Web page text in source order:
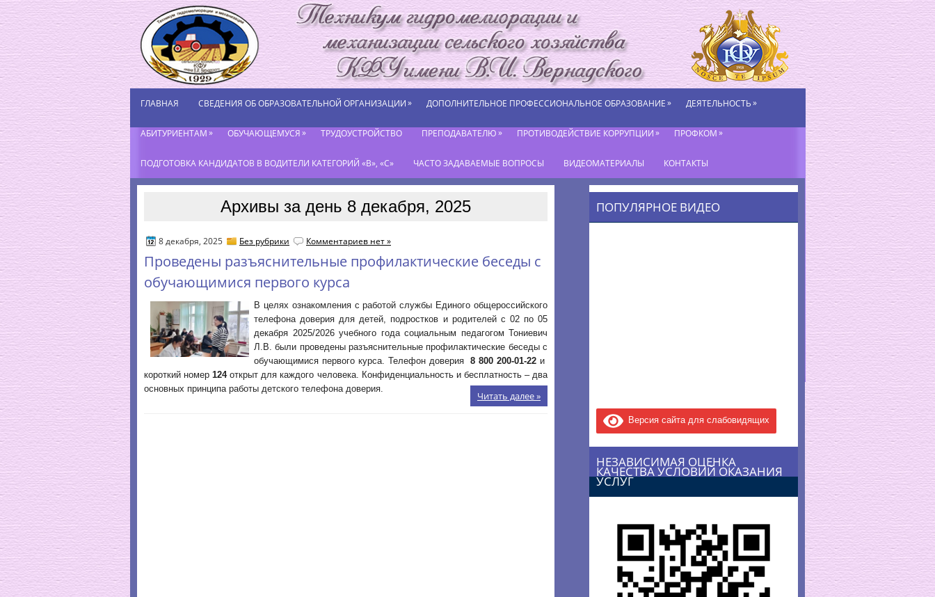
ГЛАВНАЯ СВЕДЕНИЯ ОБ ОБРАЗОВАТЕЛЬНОЙ ОРГАНИЗАЦИИ» ДОПОЛНИТЕЛЬНОЕ ПРОФЕССИОНАЛЬНОЕ ОБРАЗОВАНИЕ» ДЕЯТЕЛЬНОСТЬ»
АБИТУРИЕНТАМ» ОБУЧАЮЩЕМУСЯ» ТРУДОУСТРОЙСТВО ПРЕПОДАВАТЕЛЮ» ПРОТИВОДЕЙСТВИЕ КОРРУПЦИИ» ПРОФКОМ»
ПОДГОТОВКА КАНДИДАТОВ В ВОДИТЕЛИ КАТЕГОРИЙ «В», «С» ЧАСТО ЗАДАВАЕМЫЕ ВОПРОСЫ ВИДЕОМАТЕРИАЛЫ КОНТАКТЫ
Архивы за день 8 декабря, 2025
8 декабря, 2025 Без рубрики Комментариев нет »
Проведены разъяснительные профилактические беседы с
обучающимися первого курса
В целях ознакомления с работой службы Единого общероссийского
телефона доверия для детей, подростков и родителей с 02 по 05
декабря 2025/2026 учебного года социальным педагогом Тониевич
Л.В. были проведены разъяснительные профилактические беседы с
обучающимися первого курса. Телефон доверия8 800 200-01-22 и
короткий номер124открыт для каждого человека. Конфиденциальность и бесплатность – два
основных принципа работы детского телефона доверия.
Читать далее »
ПОПУЛЯРНОЕ ВИДЕО
Версия сайта для слабовидящих
НЕЗАВИСИМАЯ ОЦЕНКА
КАЧЕСТВА УСЛОВИЙ ОКАЗАНИЯ
УСЛУГ